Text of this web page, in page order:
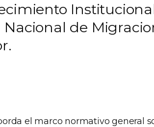
de
el marco normativo general